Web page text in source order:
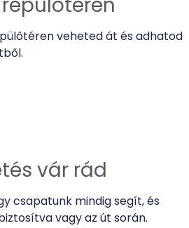
veheted át és adhatod
vár rád
csapatunk mindig segít, és
vagy az út során.